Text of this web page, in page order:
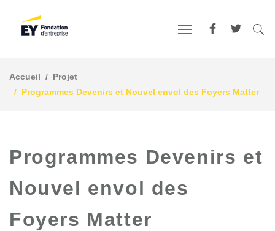
Accueil
Projet
Programmes Devenirs et Nouvel envol des Foyers Matter
Programmes Devenirs et
Nouvel envol des
Foyers Matter